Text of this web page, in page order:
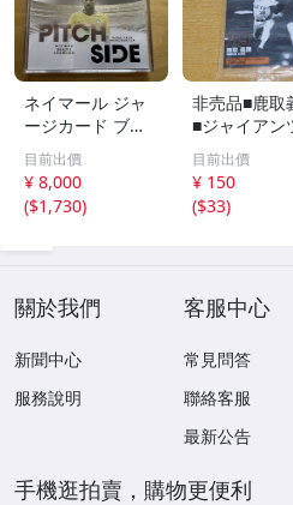
ネイマール ジャ
ージカード ブラ
ジル
目前出價
¥ 8,000
($1,730)
非売品■鹿取
■ジャイアン
カード■2013
売巨人軍 球団
布プレゼント
品未開封■読
目前出價
¥ 150
($33)
關於我們
新聞中心
服務說明
客服中心
常見問答
聯絡客服
最新公告
手機逛拍賣，購物更便利